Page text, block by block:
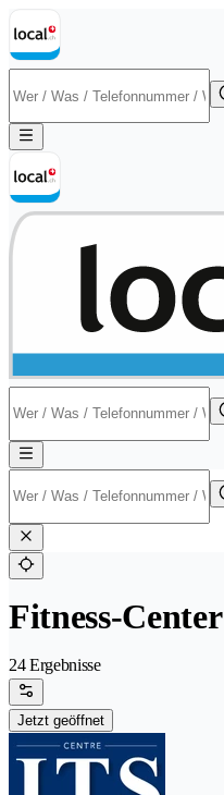
Fitness-
24 Ergebnisse
Jetzt geöffnet